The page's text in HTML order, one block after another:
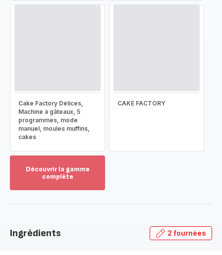
Cake Factory Délices,
Machine à gâteaux, 5
programmes, mode
manuel, moules muffins,
cakes
CAKE FACTORY
Découvrir la gamme
complète
gamme
Ingrédients 2 fournées